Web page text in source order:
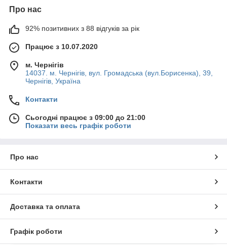
Про нас
92% позитивних з 88 відгуків за рік
Працює з 10.07.2020
м. Чернігів
14037. м. Чернігів, вул. Громадська (вул.Борисенка), 39,
Чернігів, Україна
Контакти
Сьогодні працює з 09:00 до 21:00
Показати весь графік роботи
Про нас
Контакти
Доставка та оплата
Графік роботи